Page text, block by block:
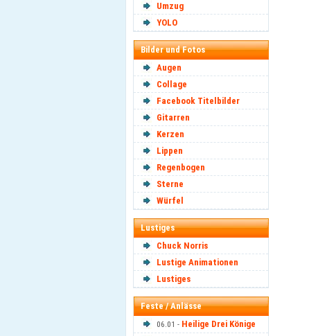
Umzug
YOLO
Bilder und Fotos
Augen
Collage
Facebook Titelbilder
Gitarren
Kerzen
Lippen
Regenbogen
Sterne
Würfel
Lustiges
Chuck Norris
Lustige Animationen
Lustiges
Feste / Anlässe
06.01 - Heilige Drei Könige